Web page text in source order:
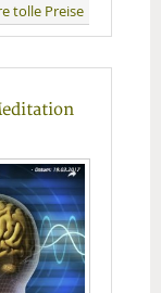
tolle Preise